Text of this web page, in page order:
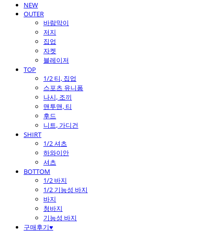
NEW
OUTER
바람막이
저지
집업
자켓
블레이저
TOP
1/2 티, 집업
스포츠 유니폼
나시, 조끼
맨투맨, 티
후드
니트, 가디건
SHIRT
1/2 셔츠
하와이안
셔츠
BOTTOM
1/2 바지
1/2 기능성 바지
바지
청바지
기능성 바지
구매후기♥